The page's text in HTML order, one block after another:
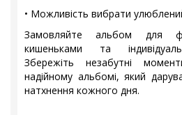
• Можливість вибрати
Замовляйте альбом для
кишеньками та
Збережіть незабутні
надійному альбомі, який
натхнення кожного дня.